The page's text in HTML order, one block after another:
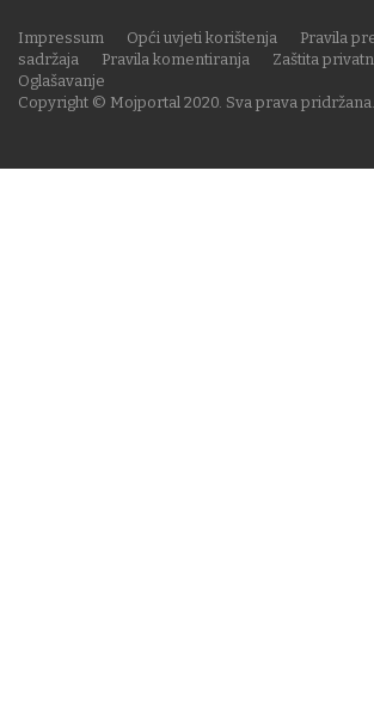
Copyright © Mojportal 2020. Sva prava pridržana.
Impressum Opći uvjeti korištenja
Pravila
sadržaja
Pravila komentiranja Zaštita
Oglašavanje